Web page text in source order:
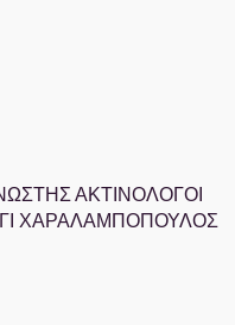
ΑΚΤΙΝΟΛΟΓΟΙ
ΧΑΡΑΛΑΜΠΟΠΟΥΛΟΣ